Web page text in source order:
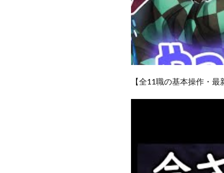
【全11職の基本操作・最